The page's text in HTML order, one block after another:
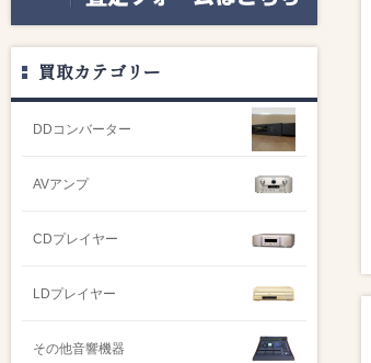
買取カテゴリー
DDコンバーター
AVアンプ
CDプレイヤー
LDプレイヤー
その他音響機器